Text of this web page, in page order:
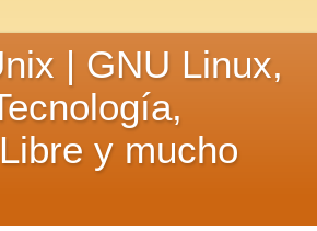
| GNU Linux,
y mucho